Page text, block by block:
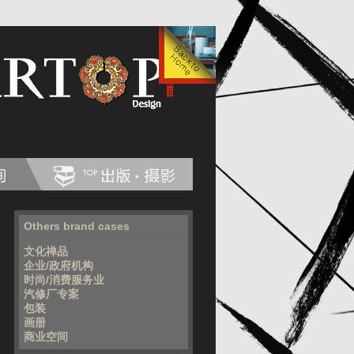
Others brand cases
文化禅品
企业/政府机构
时尚/消费服务业
汽修厂专案
包装
画册
商业空间